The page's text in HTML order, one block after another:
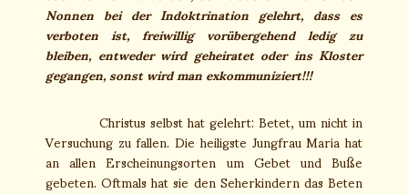
Nonnen bei der Indoktrination gelehrt, dass es
verboten ist, freiwillig vorübergehend ledig zu
bleiben, entweder wird geheiratet oder ins Kloster
gegangen, sonst wird man exkommuniziert!!!
Christus selbst hat gelehrt: Betet, um nicht in
Versuchung zu fallen. Die heiligste Jungfrau Maria hat
an allen Erscheinungsorten um Gebet und Buße
gebeten. Oftmals hat sie den Seherkindern das Beten